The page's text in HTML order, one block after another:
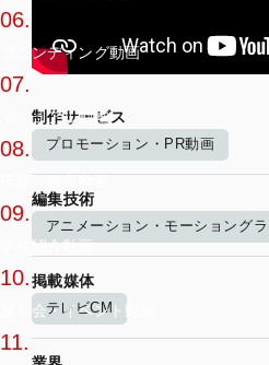
06.
ブランディング動画
07.
マニュアル動画
08.
09.
学校紹介動画
10.
展示会・イベント動画
11.
制作サービス
プロモーション・PR動画
編集技術
アニメーション・モーショング
掲載媒体
テレビCM